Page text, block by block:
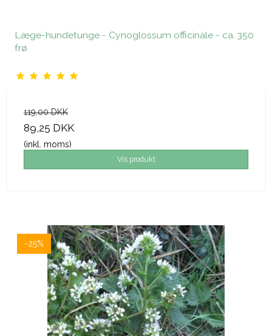
Læge-hundetunge - Cynoglossum officinale - ca. 350
frø
119,00 DKK
89,25 DKK
(inkl. moms)
Vis produkt
-25%